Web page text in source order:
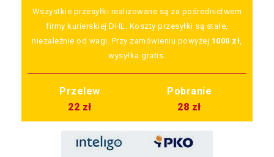
Wszystkie przesyłki realizowane są za pośrednictwem
firmy kurierskiej DHL. Koszty przesyłki są stałe,
niezależnie od wagi. Przy zamówieniu powyżej 1000 zł
wysyłka gratis.
Przelew
Pobranie
22 zł
28 zł